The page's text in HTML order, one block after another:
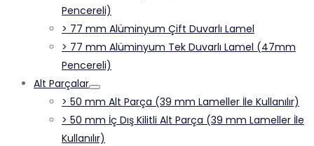
Pencereli)
> 77 mm Alüminyum Çift Duvarlı Lamel
> 77 mm Alüminyum Tek Duvarlı Lamel (47mm
Pencereli)
Alt Parçalar
> 50 mm Alt Parça (39 mm Lameller İle Kullanılır)
> 50 mm İç Dış Kilitli Alt Parça (39 mm Lameller İle
Kullanılır)